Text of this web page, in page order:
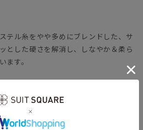
テル糸をやや多めにブレンドした、サ
とした硬さを解消し、しなやか＆柔ら
ます。
ーパーイージーケア）／お手入れ簡単
着用時や洗濯後もシワになりにくく、
ます。